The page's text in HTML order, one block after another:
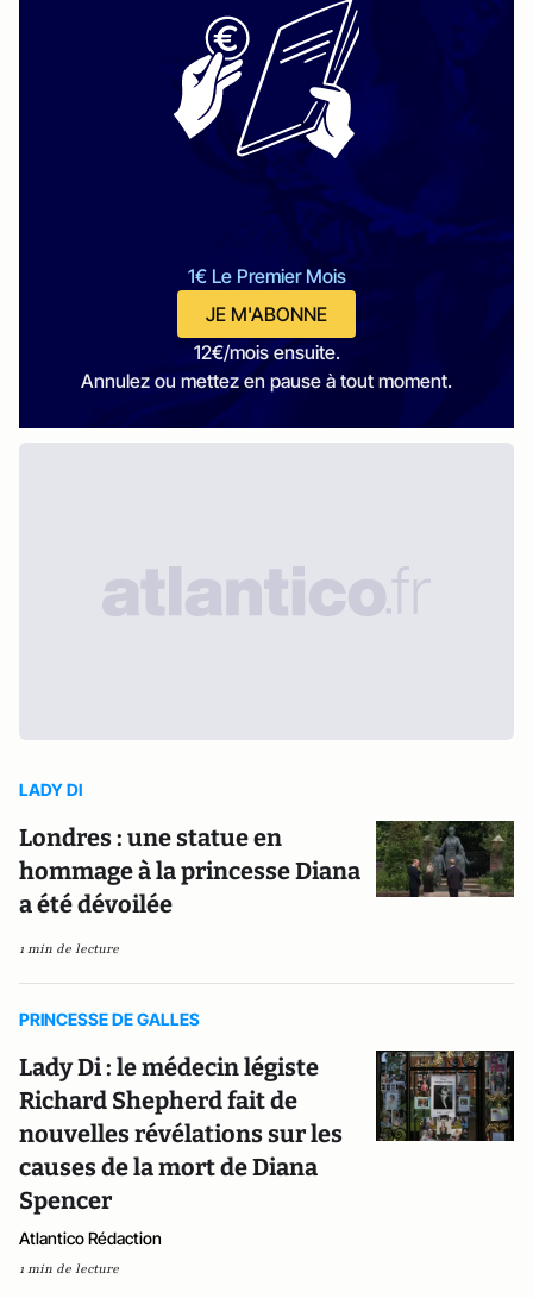
1€ Le Premier Mois
JE M'ABONNE
12€/mois ensuite.
Annulez ou mettez en pause à tout moment.
LADY DI
Londres : une statue en
hommage à la princesse Diana
a été dévoilée
1 min de lecture
PRINCESSE DE GALLES
Lady Di : le médecin légiste
Richard Shepherd fait de
nouvelles révélations sur les
causes de la mort de Diana
Spencer
Atlantico Rédaction
1 min de lecture